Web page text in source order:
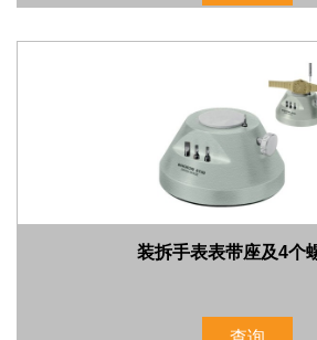
装拆手表表带座及4个